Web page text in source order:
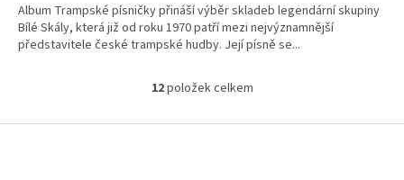
Album Trampské písničky přináší výběr skladeb legendární skupiny
Bílé Skály, která již od roku 1970 patří mezi nejvýznamnější
představitele české trampské hudby. Její písně se...
O
l
12položek celkem